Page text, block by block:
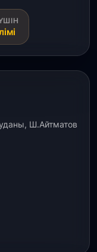
млрд теңгеге
Шардара
ауылының
нақыштағы
Ш.Айтматов